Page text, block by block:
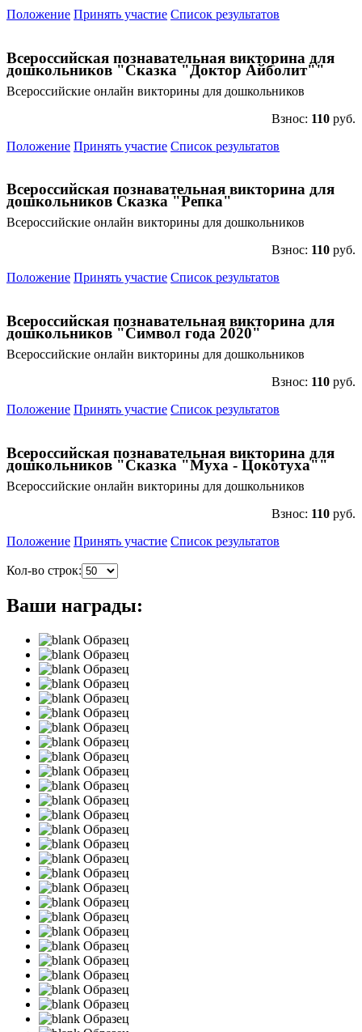
Положение Принять участие Список результатов
Всероссийская познавательная викторина для
дошкольников "Сказка "Доктор Айболит""
Всероссийские онлайн викторины для дошкольников
Взнос: 110 руб.
Положение Принять участие Список результатов
Всероссийская познавательная викторина для
дошкольников Сказка "Репка"
Всероссийские онлайн викторины для дошкольников
Взнос: 110 руб.
Положение Принять участие Список результатов
Всероссийская познавательная викторина для
дошкольников "Символ года 2020"
Всероссийские онлайн викторины для дошкольников
Взнос: 110 руб.
Положение Принять участие Список результатов
Всероссийская познавательная викторина для
дошкольников "Сказка "Муха - Цокотуха""
Всероссийские онлайн викторины для дошкольников
Взнос: 110 руб.
Положение Принять участие Список результатов
Кол-во строк:
Ваши награды:
Образец
Образец
Образец
Образец
Образец
Образец
Образец
Образец
Образец
Образец
Образец
Образец
Образец
Образец
Образец
Образец
Образец
Образец
Образец
Образец
Образец
Образец
Образец
Образец
Образец
Образец
Образец